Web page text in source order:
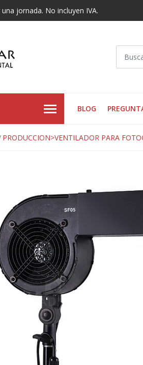
jornada. No incluyen IVA.
BLOG
PRODUCCION>VENTILADOR PARA